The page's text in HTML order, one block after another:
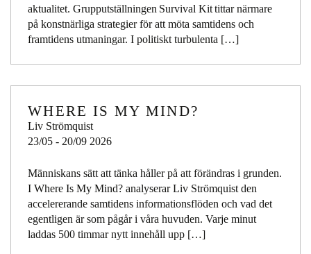
aktualitet. Grupputställningen Survival Kit tittar närmare
på konstnärliga strategier för att möta samtidens och
framtidens utmaningar. I politiskt turbulenta […]
WHERE IS MY MIND?
Liv Strömquist
23/05 - 20/09 2026
Människans sätt att tänka håller på att förändras i grunden.
I Where Is My Mind? analyserar Liv Strömquist den
accelererande samtidens informationsflöden och vad det
egentligen är som pågår i våra huvuden. Varje minut
laddas 500 timmar nytt innehåll upp […]